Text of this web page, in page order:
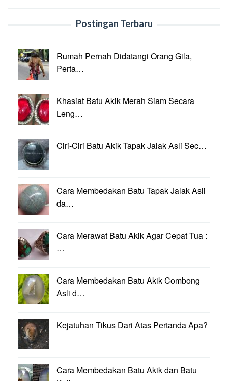
Postingan Terbaru
Rumah Pernah Didatangi Orang Gila,
Perta…
Khasiat Batu Akik Merah Siam Secara
Leng…
Ciri-Ciri Batu Akik Tapak Jalak Asli Sec…
Cara Membedakan Batu Tapak Jalak Asli
da…
Cara Merawat Batu Akik Agar Cepat Tua :
…
Cara Membedakan Batu Akik Combong
Asli d…
Kejatuhan Tikus Dari Atas Pertanda Apa?
Cara Membedakan Batu Akik dan Batu